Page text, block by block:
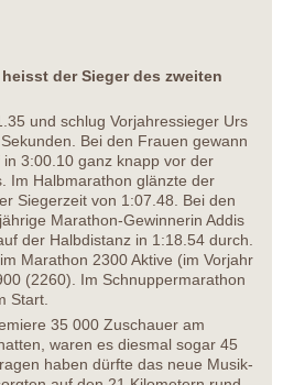
der Sieger des zweiten
und schlug Vorjahressieger Urs
Bei den Frauen gewann
3:00.10 ganz knapp vor der
Im Halbmarathon glänzte der
Siegerzeit von 1:07.48. Bei den
Marathon-Gewinnerin Addis
der Halbdistanz in 1:18.54 durch.
Marathon 2300 Aktive (im Vorjahr
(2260). Im Schnuppermarathon
Start.
35 000 Zuschauer am
waren es diesmal sogar 45
haben dürfte das neue Musik-